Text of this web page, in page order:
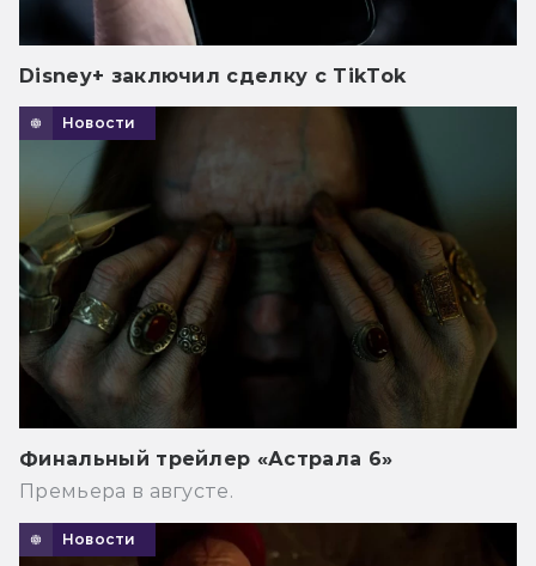
Disney+ заключил сделку с TikTok
Новости
Финальный трейлер «Астрала 6»
Премьера в августе.
Новости